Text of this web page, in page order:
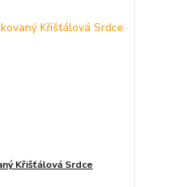
Křišťálová Srdce